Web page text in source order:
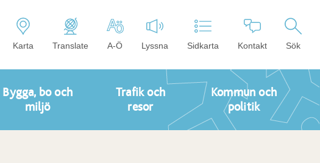
Karta Translate A-Ö Lyssna Sidkarta Kontakt Sök
Bygga, bo och
miljö
Trafik och
resor
Kommun och
politik